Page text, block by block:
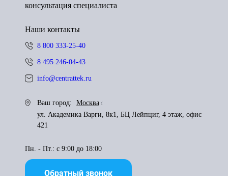
консультация специалиста
Наши контакты
8 800 333-25-40
8 495 246-04-43
info@centrattek.ru
Ваш город:
Москва
ул. Академика Варги, 8к1, БЦ Лейпциг, 4 этаж, офис
421
Пн. - Пт.: с 9:00 до 18:00
Обратный звонок